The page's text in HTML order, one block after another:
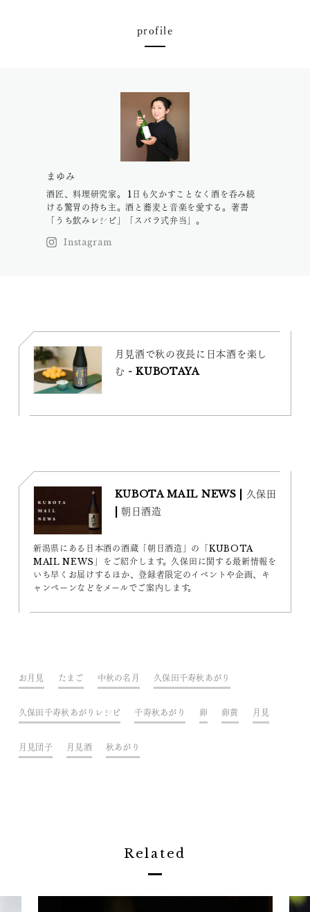
profile
まゆみ
酒匠、料理研究家。 1日も欠かすことなく酒を呑み続
ける驚胃の持ち主。酒と蕎麦と音楽を愛する。著書
「うち飲みレシピ」「スバラ式弁当」。
Instagram
月見酒で秋の夜長に日本酒を楽し
む - KUBOTAYA
KUBOTA MAIL NEWS | 久保田
| 朝日酒造
新潟県にある日本酒の酒蔵「朝日酒造」の「KUBOTA
MAIL NEWS」をご紹介します。久保田に関する最新情報を
いち早くお届けするほか、登録者限定のイベントや企画、キ
ャンペーンなどをメールでご案内します。
お月見 たまご 中秋の名月 久保田千寿秋あがり
久保田千寿秋あがりレシピ 千寿秋あがり 卵 卵黄 月見
月見団子 月見酒 秋あがり
Related